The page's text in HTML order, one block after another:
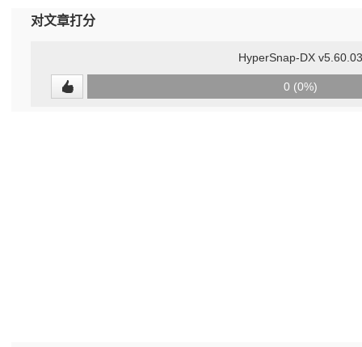
对文章打分
HyperSnap-DX v5.60.03
0 (0%)